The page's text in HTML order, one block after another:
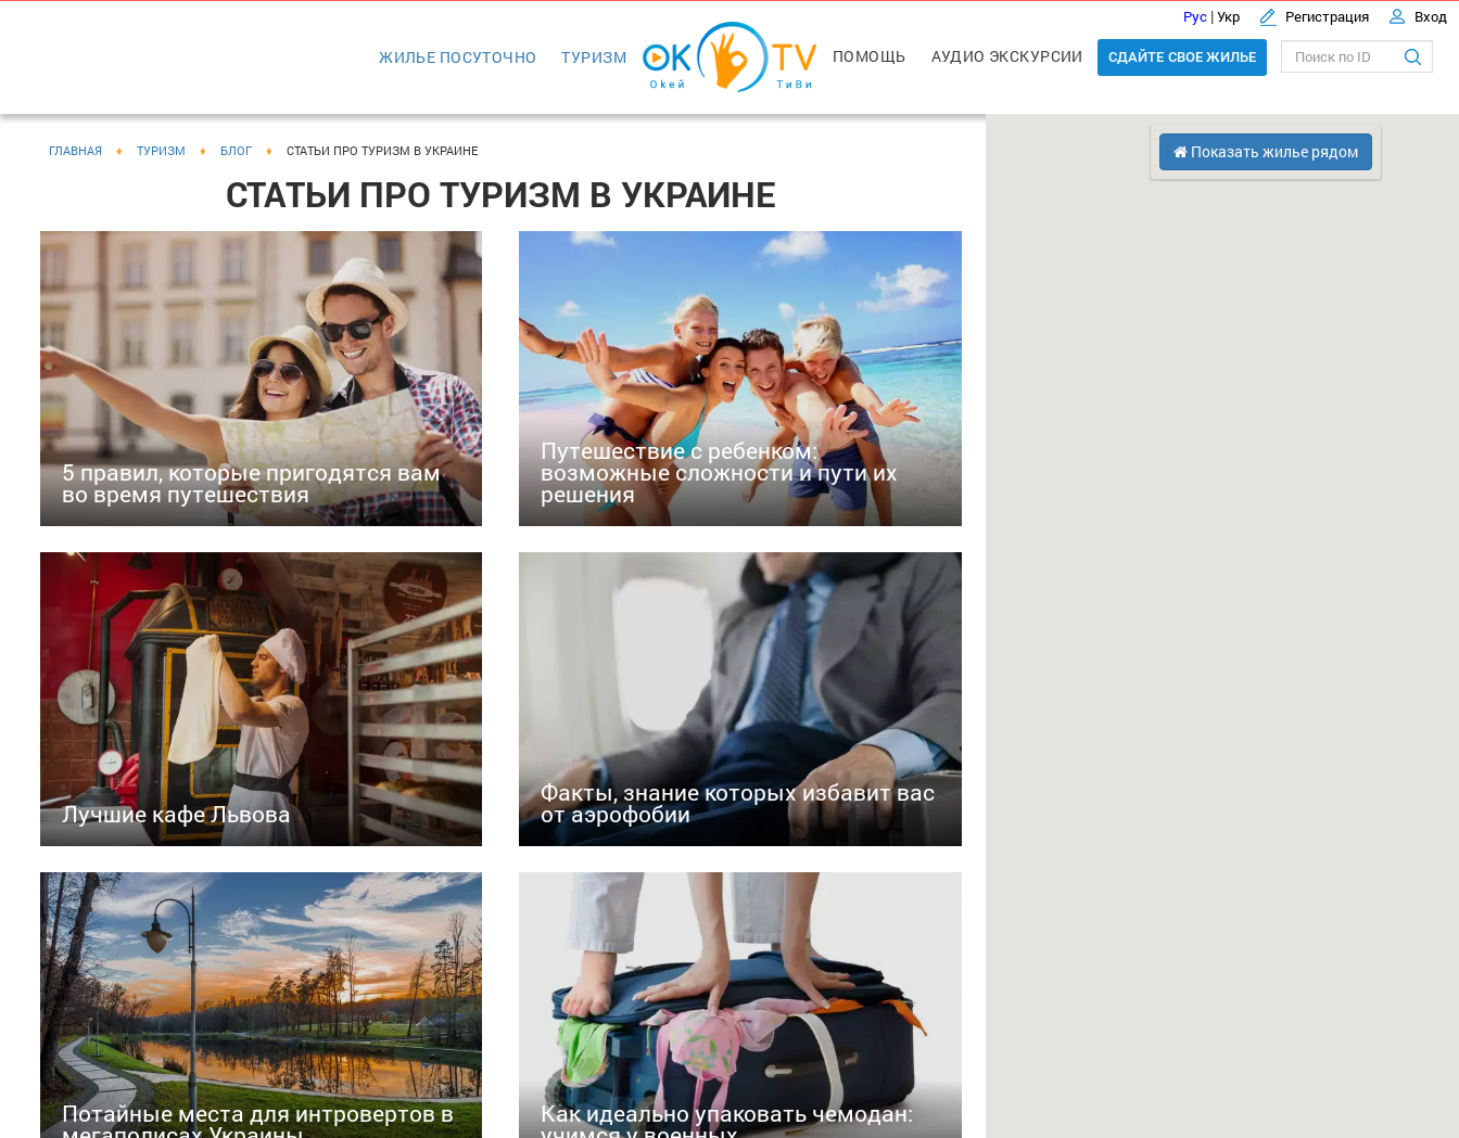
ЖИЛЬЕ ПОСУТОЧНО ТУРИЗМ ПОМОЩЬ АУДИО ЭКСКУРСИИ СДАЙТЕ СВОЕ ЖИЛЬЕ
Рус |Укр Регистрация Вход
ГЛАВНАЯ ♦ ТУРИЗМ ♦ БЛОГ ♦ СТАТЬИ ПРО ТУРИЗМ В УКРАИНЕ
СТАТЬИ ПРО ТУРИЗМ В УКРАИНЕ
5 правил, которые пригодятся вам
во время путешествия
Путешествие с ребенком:
возможные сложности и пути их
решения
Лучшие кафе Львова
Факты, знание которых избавит вас
от аэрофобии
Потайные места для интровертов в Как идеально упаковать чемодан:
Показать жилье рядом